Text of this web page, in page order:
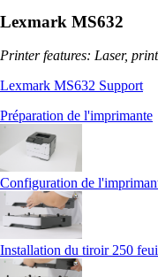
Lexmark MS632
Printer features: Laser,
Lexmark MS632 Support
Préparation de l'imprimante
Configuration de
Installation du tiroir 250